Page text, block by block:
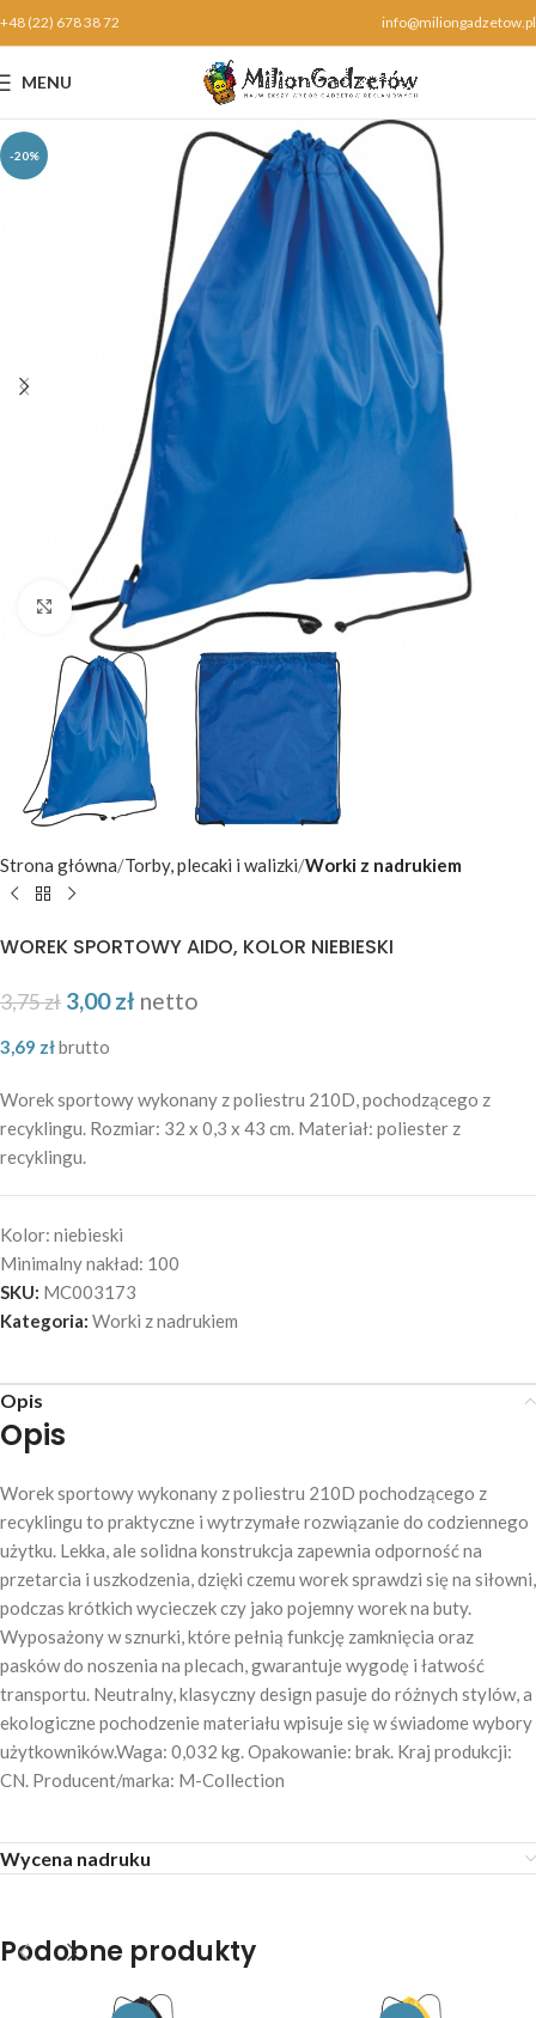
+48 (22) 678 38 72 info@miliongadzetow.pl
MENU
-20%
Kliknij aby powiększyć
Strona główna Torby, plecaki i walizki Worki z nadrukiem
WOREK SPORTOWY AIDO, KOLOR NIEBIESKI
3,75zł 3,00zł netto
3,69 złbrutto
Worek sportowy wykonany z poliestru 210D, pochodzącego z
recyklingu. Rozmiar: 32 x 0,3 x 43 cm. Materiał: poliester z
recyklingu.
Kolor: niebieski
Minimalny nakład: 100
SKU: MC003173
Kategoria: Worki z nadrukiem
Opis
Opis
Worek sportowy wykonany z poliestru 210D pochodzącego z
recyklingu to praktyczne i wytrzymałe rozwiązanie do codziennego
użytku. Lekka, ale solidna konstrukcja zapewnia odporność na
przetarcia i uszkodzenia, dzięki czemu worek sprawdzi się na siłowni,
podczas krótkich wycieczek czy jako pojemny worek na buty.
Wyposażony w sznurki, które pełnią funkcję zamknięcia oraz
pasków do noszenia na plecach, gwarantuje wygodę i łatwość
transportu. Neutralny, klasyczny design pasuje do różnych stylów, a
ekologiczne pochodzenie materiału wpisuje się w świadome wybory
użytkowników.Waga: 0,032 kg. Opakowanie: brak. Kraj produkcji:
CN. Producent/marka: M-Collection
Wycena nadruku
Podobne produkty